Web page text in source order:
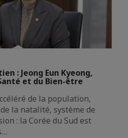
: Jeong Eun Kyeong,
et du Bien-être
de la population,
la natalité, système de
: la Corée du Sud est